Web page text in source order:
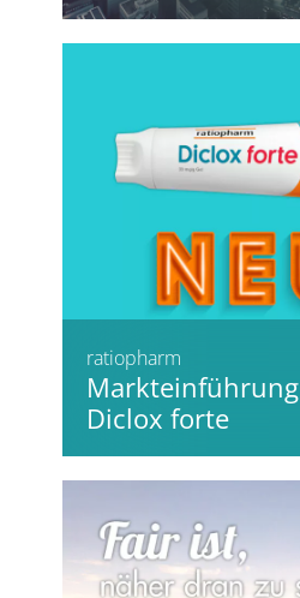
ratiopharm
Markteinführung
Diclox forte